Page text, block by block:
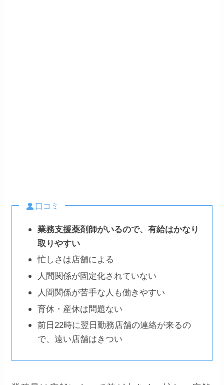
口コミ
業務支援薬剤師がいるので、有給はかなり
取りやすい
忙しさは店舗による
人間関係が固定化されていない
人間関係が苦手な人も働きやすい
育休・産休は問題ない
前日22時に翌日勤務店舗の連絡が来るの
で、遠い店舗はきつい